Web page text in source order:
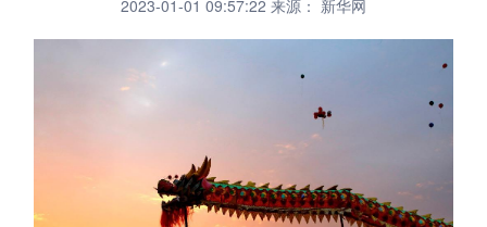
财经 网评
思客智库
体育
健康
视频 图片 政务
2023-01-01 09:57:22 来源： 新华网